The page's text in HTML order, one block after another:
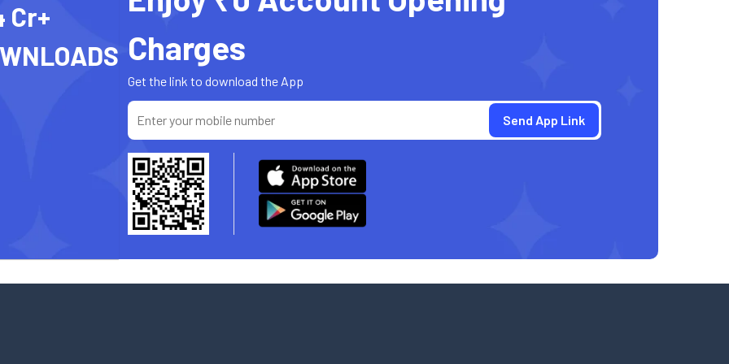
Cr+
Charges
Get the link to download the App